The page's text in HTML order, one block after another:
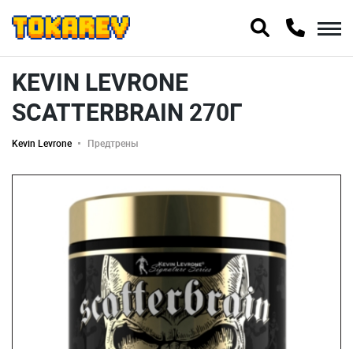
KEVIN LEVRONE
SCATTERBRAIN 270Г
Kevin Levrone Предтрены